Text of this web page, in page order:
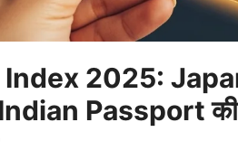
2025:
Indian Passport